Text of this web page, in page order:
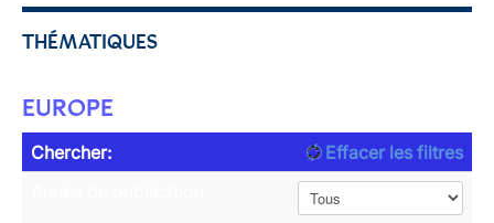
THÉMATIQUES
EUROPE
Chercher:
Effacer les filtres